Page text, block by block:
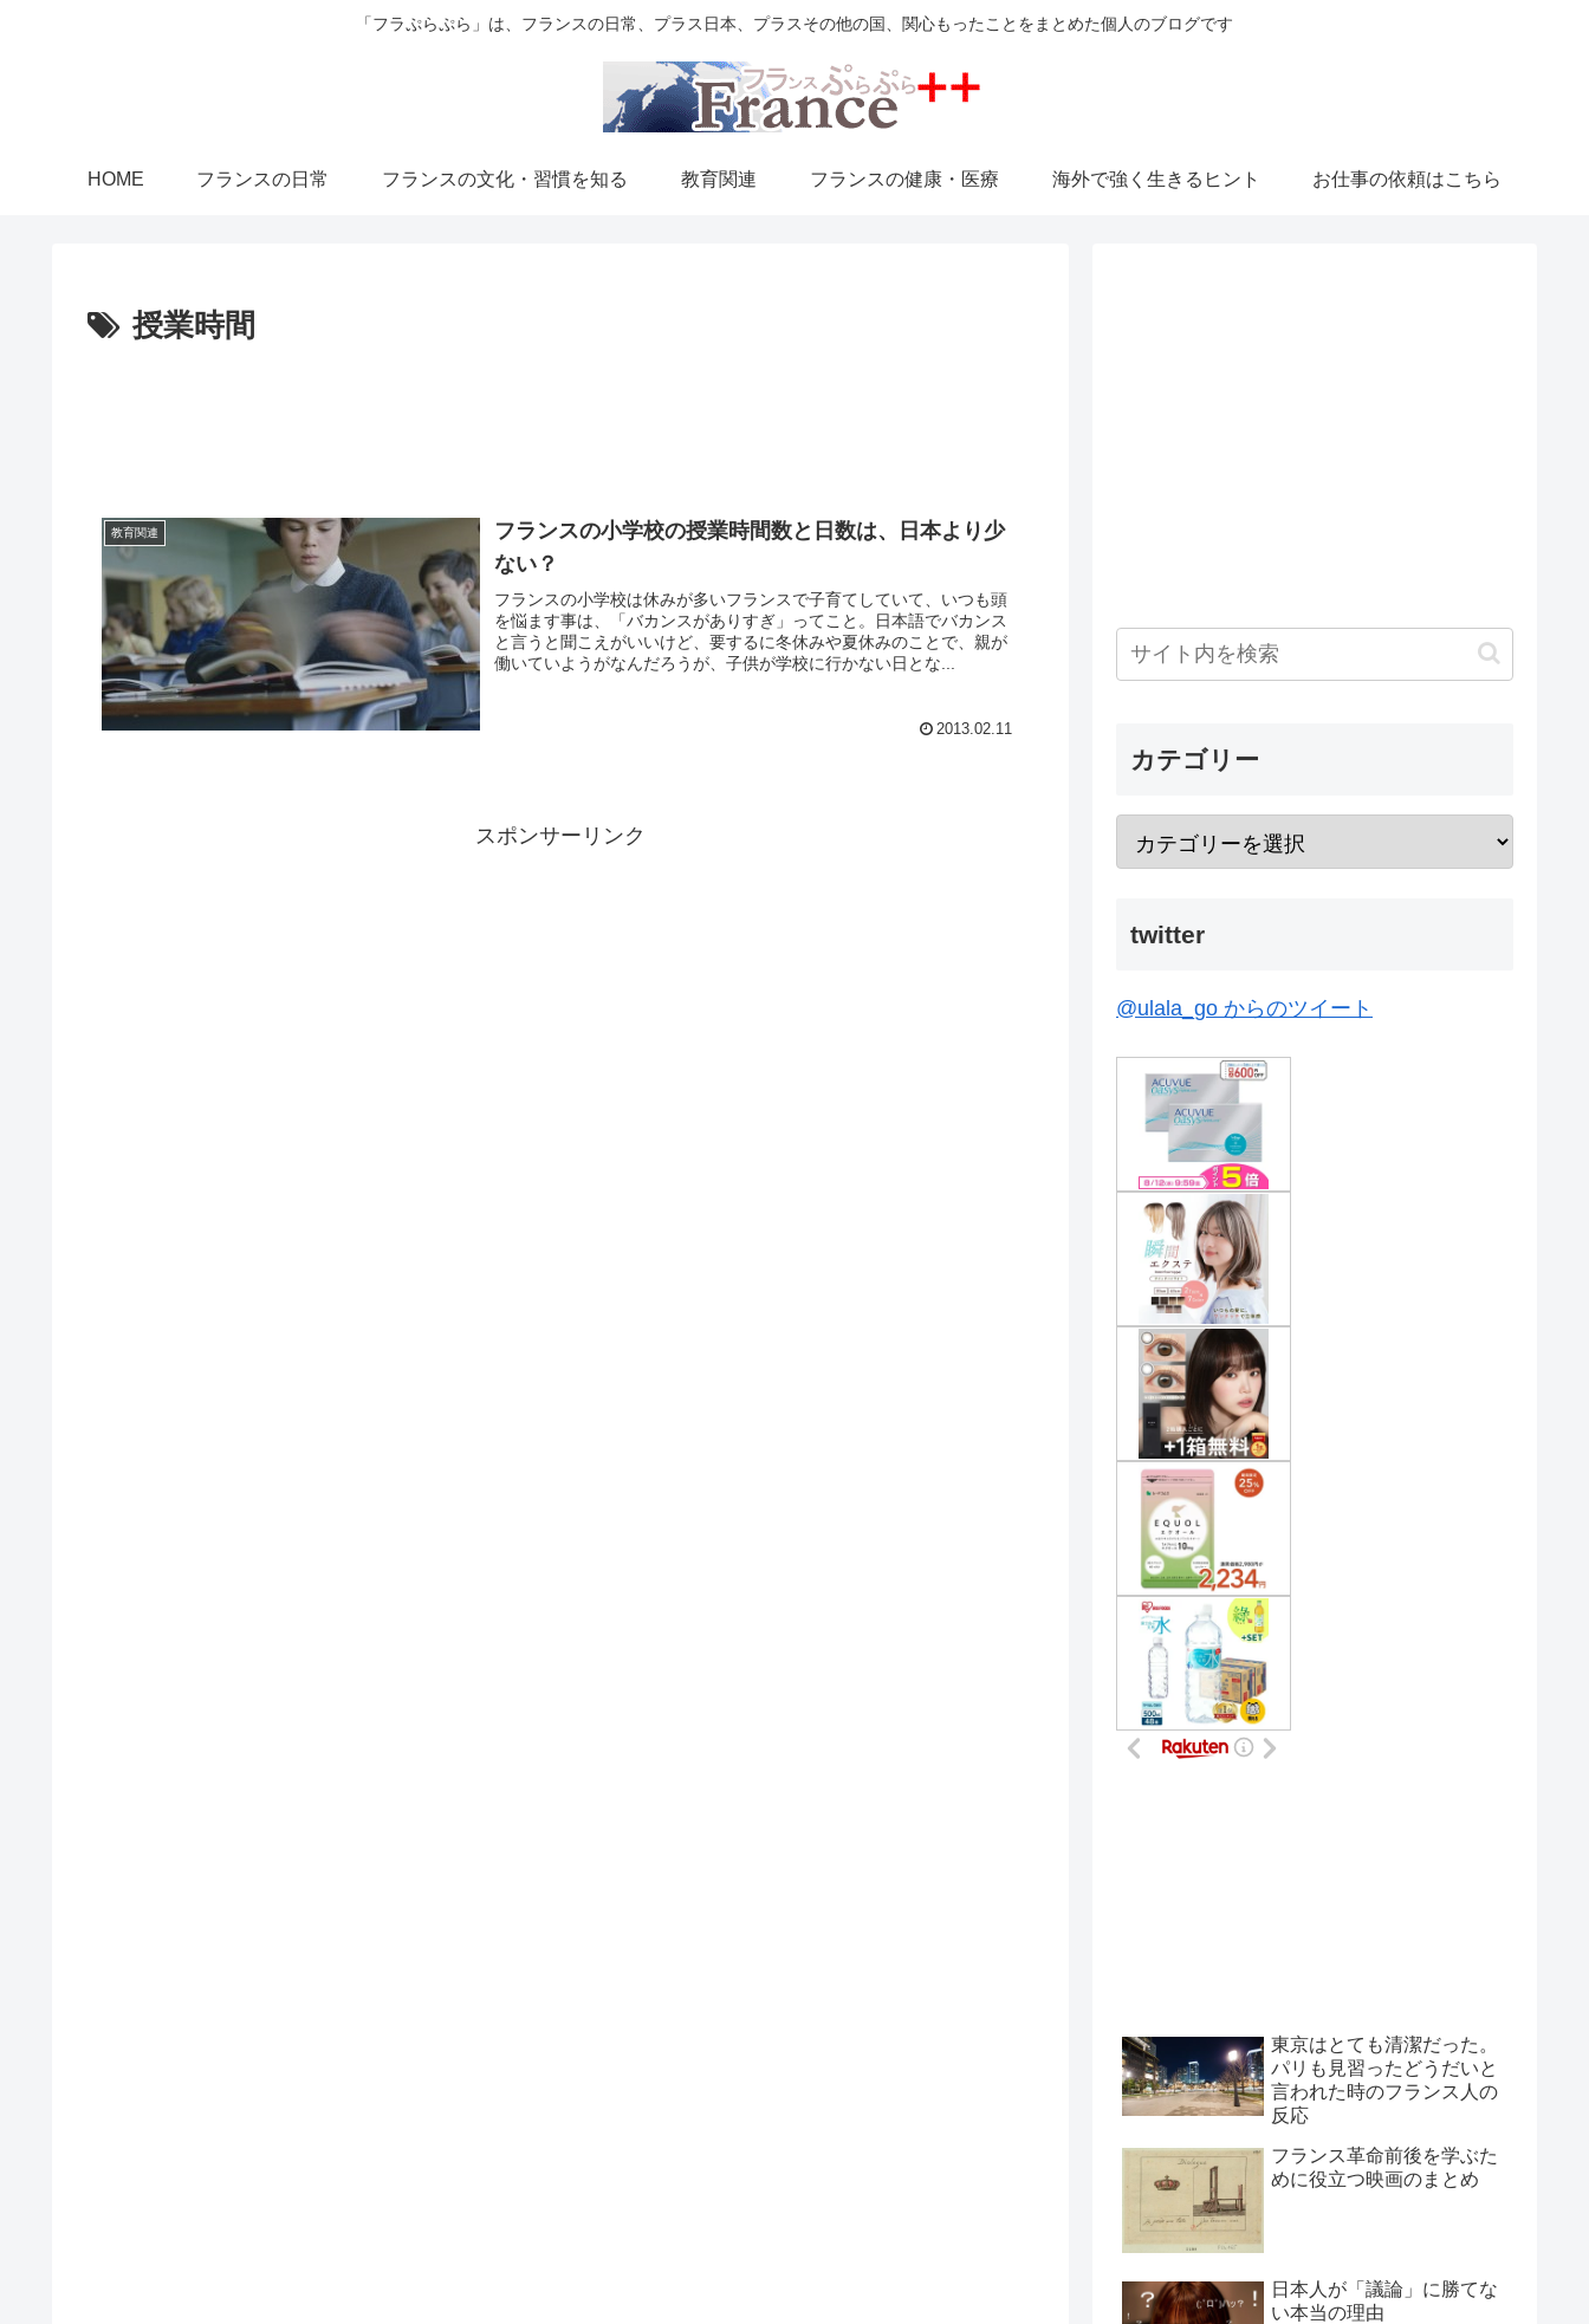
「フラぷらぷら」は、フランスの日常、プラス日本、プラスその他の国、関心もったことをまとめた個人のブログです
HOME フランスの日常 フランスの文化・習慣を知る 教育関連 フランスの健康・医療 海外で強く生きるヒント お仕事の依頼はこちら
授業時間
教育関連
フランスの小学校の授業時間数と日数は、日本より少
ない？
フランスの小学校は休みが多いフランスで子育てしていて、いつも頭
を悩ます事は、「バカンスがありすぎ」ってこと。日本語でバカンス
と言うと聞こえがいいけど、要するに冬休みや夏休みのことで、親が
働いていようがなんだろうが、子供が学校に行かない日とな...
2013.02.11
スポンサーリンク
カテゴリー
twitter
@ulala_go からのツイート
東京はとても清潔だった。
パリも見習ったどうだいと
言われた時のフランス人の
反応
フランス革命前後を学ぶた
めに役立つ映画のまとめ
日本人が「議論」に勝てな
い本当の理由